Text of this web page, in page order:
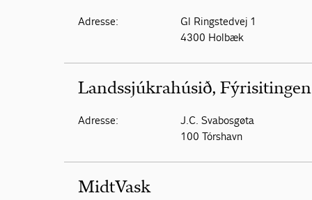
Adresse:
Gl Ringstedvej 1
4300 Holbæk
Landssjúkrahúsið, Fýrisitingen
Adresse:
J.C. Svabosgøta
100 Tórshavn
MidtVask